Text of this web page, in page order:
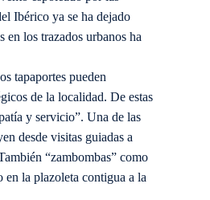
Ibérico ya se ha dejado
en los trazados urbanos ha
tapaportes pueden
de la localidad. De estas
y servicio”. Una de las
desde visitas guiadas a
“zambombas” como
la plazoleta contigua a la